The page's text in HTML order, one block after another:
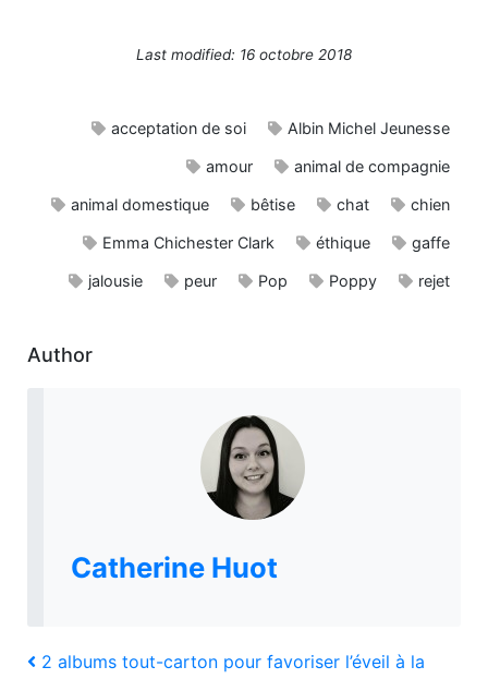
Last modified: 16 octobre 2018
acceptation de soi Albin Michel Jeunesse
amour animal de compagnie
animal domestique bêtise chat chien
Emma Chichester Clark éthique gaffe
jalousie peur Pop Poppy rejet
Author
Catherine Huot
Navigation
Previous
2 albums tout-carton pour favoriser l’éveil à la